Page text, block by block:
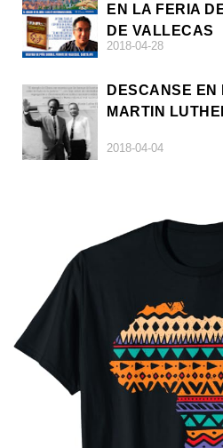
EN LA FERIA
DE VALLECAS
2018-04-28
DESCANSE EN
MARTIN
2018-04-04